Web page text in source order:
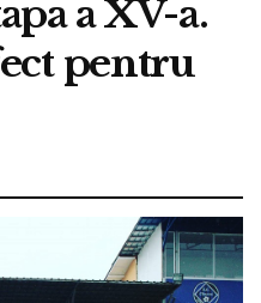
a XV-a.
pentru